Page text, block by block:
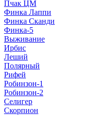
Пчак ЦМ
Финка Лаппи
Финка Сканди
Финка-5
Выживание
Ирбис
Леший
Полярный
Рифей
Робинзон-1
Робинзон-2
Селигер
Скорпион